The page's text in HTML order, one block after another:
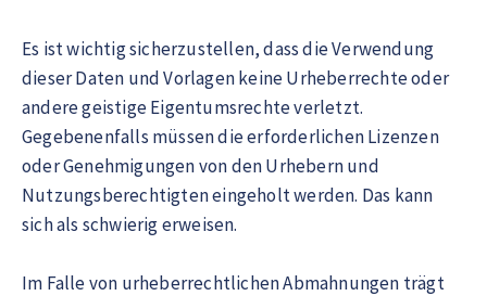
Es ist wichtig sicherzustellen, dass die Verwendung
dieser Daten und Vorlagen keine Urheberrechte oder
andere geistige Eigentumsrechte verletzt.
Gegebenenfalls müssen die erforderlichen Lizenzen
oder Genehmigungen von den Urhebern und
Nutzungsberechtigten eingeholt werden. Das kann
sich als schwierig erweisen.
Im Falle von urheberrechtlichen Abmahnungen trägt